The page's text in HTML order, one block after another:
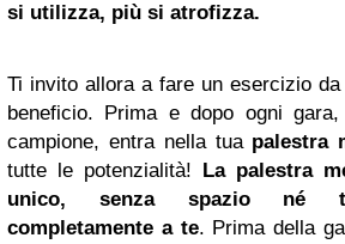
si utilizza, più si atrofizza.
Ti invito allora a fare un esercizio
beneficio. Prima e dopo ogni
campione, entra nella tua palestra
tutte le potenzialità! La palestra
unico, senza spazio né
completamente a te. Prima della